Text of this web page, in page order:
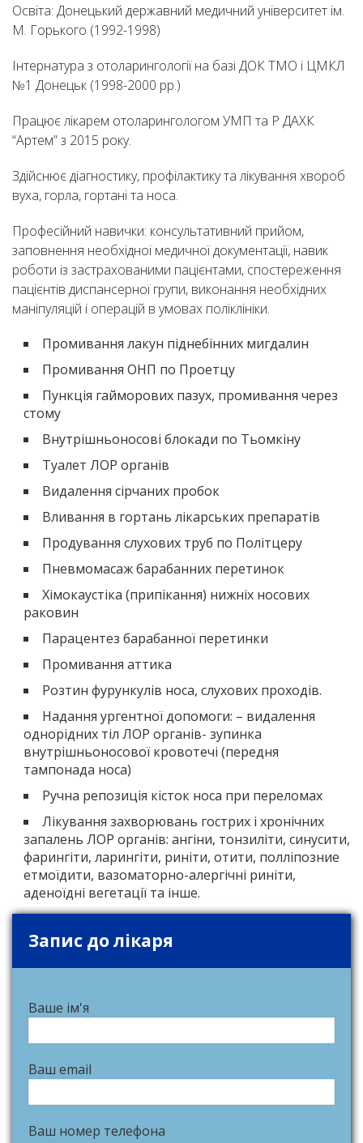
Освіта: Донецький державний медичний університет ім.
М. Горького (1992-1998)
Інтернатура з отоларингології на базі ДОК ТМО і ЦМКЛ
№1 Донецьк (1998-2000 рр.)
Працює лікарем отоларингологом УМП та Р ДАХК
“Артем” з 2015 року.
Здійснює діагностику, профілактику та лікування хвороб
вуха, горла, гортані та носа.
Професійний навички: консультативний прийом,
заповнення необхідної медичної документації, навик
роботи із застрахованими пацієнтами, спостереження
пацієнтів диспансерної групи, виконання необхідних
маніпуляцій і операцій в умовах поліклініки.
Промивання лакун піднебінних мигдалин
Промивання ОНП по Проетцу
Пункція гайморових пазух, промивання через
стому
Внутрішньоносові блокади по Тьомкіну
Туалет ЛОР органів
Видалення сірчаних пробок
Вливання в гортань лікарських препаратів
Продування слухових труб по Політцеру
Пневмомасаж барабанних перетинок
Хімокаустіка (припікання) нижніх носових
раковин
Парацентез барабанної перетинки
Промивання аттика
Розтин фурункулів носа, слухових проходів.
Надання ургентної допомоги: – видалення
однорідних тіл ЛОР органів- зупинка
внутрішньоносової кровотечі (передня
тампонада носа)
Ручна репозиція кісток носа при переломах
Лікування захворювань гострих і хронічних
запалень ЛОР органів: ангіни, тонзиліти, синусити,
фарингіти, ларингіти, риніти, отити, полліпозние
етмоїдити, вазоматорно-алергічні риніти,
аденоїдні вегетації та інше.
Запис до лікаря
Ваше ім'я
Ваш email
Ваш номер телефона